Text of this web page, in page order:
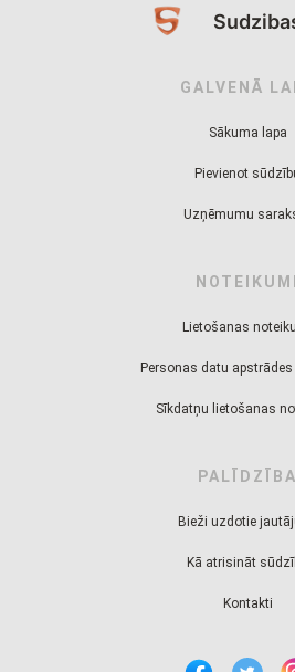
GALVENĀ
Sākuma lapa
Pievienot
Uzņēmumu
NOTEIKUMI
Lietošanas
Personas datu
Sīkdatņu lietošanas
PALĪDZĪBA
Bieži uzdotie
Kā atrisināt
Kontakti